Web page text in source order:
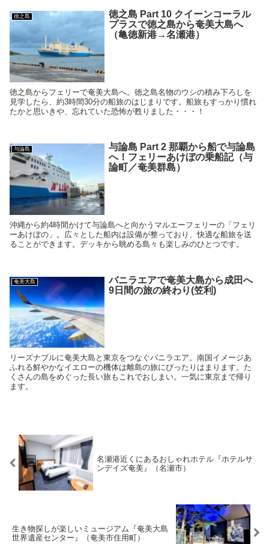
徳之島
徳之島 Part 10 クイーンコーラル
プラスで徳之島から奄美大島へ
（亀徳新港→名瀬港）
徳之島からフェリーで奄美大島へ。徳之島名物のウシの積み下ろしを
見学したら、約3時間30分の船旅のはじまりです。船旅もすっかり慣れ
たかと思いきや、忘れていた恐怖が甦りました・・・！
与論島
与論島 Part 2 那覇から船で与論島
へ！フェリーあけぼの乗船記（与
論町／奄美群島）
沖縄から約4時間かけて与論島へと向かうマルエーフェリーの「フェリ
ーあけぼの」。広々とした船内は設備が整っており、快適な船旅を送
ることができます。デッキから眺める島々も楽しみのひとつです。
奄美大島
バニラエアで奄美大島から成田へ
9日間の旅の終わり(笠利)
リーズナブルに奄美大島と東京をつなぐバニラエア。南国イメージあ
ふれる鮮やかなイエローの機体は離島の旅にぴったりはまります。た
くさんの島をめぐった長い旅もこれでおしまい。一気に東京まで帰り
ます。
名瀬港近くにあるおしゃれホテル『ホテルサ
ンデイズ奄美』（名瀬市）
生き物探しが楽しいミュージアム『奄美大島
世界遺産センター』（奄美市住用町）